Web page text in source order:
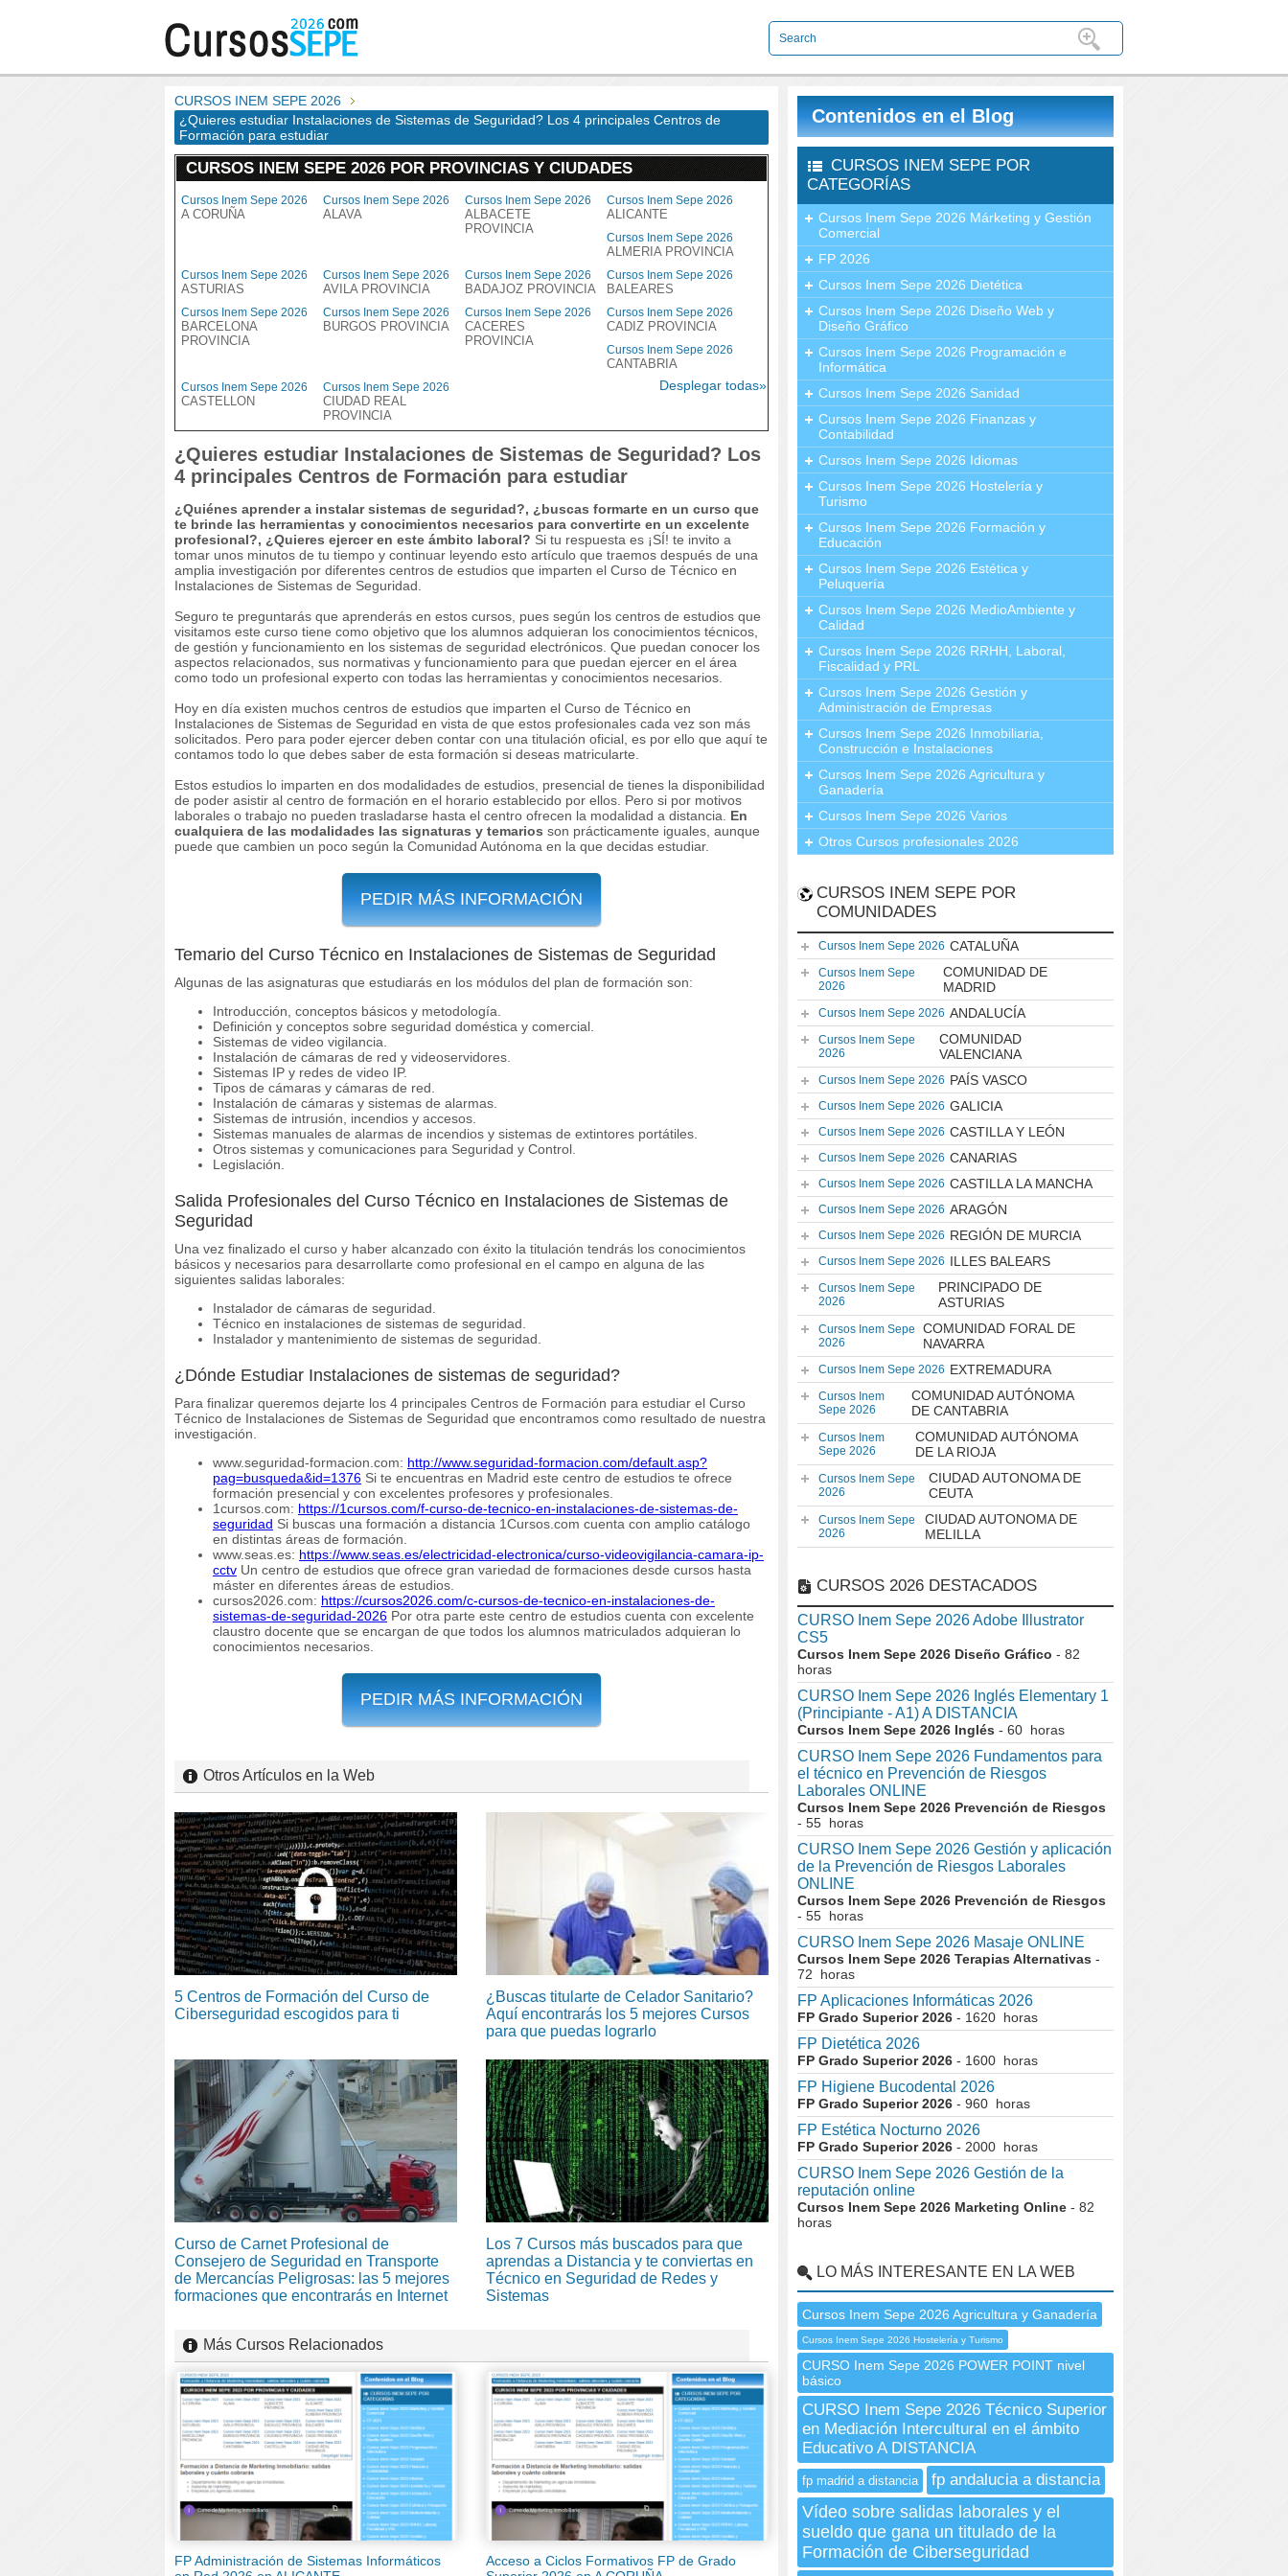
CURSOS INEM SEPE 2026
¿Quieres estudiar Instalaciones de Sistemas de Seguridad? Los 4 principales Centros de
Formación para estudiar
CURSOS INEM SEPE 2026 POR PROVINCIAS Y CIUDADES
Cursos Inem Sepe 2026
A CORUÑA
Cursos Inem Sepe 2026
ALAVA
Cursos Inem Sepe 2026
ALBACETE
PROVINCIA
Cursos Inem Sepe 2026
ALICANTE
Cursos Inem Sepe 2026
ALMERIA PROVINCIA
Cursos Inem Sepe 2026
ASTURIAS
Cursos Inem Sepe 2026
AVILA PROVINCIA
Cursos Inem Sepe 2026
BADAJOZ PROVINCIA
Cursos Inem Sepe 2026
BALEARES
Cursos Inem Sepe 2026
BARCELONA
PROVINCIA
Cursos Inem Sepe 2026
BURGOS PROVINCIA
Cursos Inem Sepe 2026
CACERES
PROVINCIA
Cursos Inem Sepe 2026
CADIZ PROVINCIA
Cursos Inem Sepe 2026
CANTABRIA
Cursos Inem Sepe 2026
CASTELLON
Cursos Inem Sepe 2026
CIUDAD REAL
PROVINCIA
Desplegar todas»
¿Quieres estudiar Instalaciones de Sistemas de Seguridad? Los
4 principales Centros de Formación para estudiar
¿Quiénes aprender a instalar sistemas de seguridad?, ¿buscas formarte en un curso que
te brinde las herramientas y conocimientos necesarios para convertirte en un excelente
profesional?, ¿Quieres ejercer en este ámbito laboral? Si tu respuesta es ¡SÍ! te invito a
tomar unos minutos de tu tiempo y continuar leyendo esto artículo que traemos después de una
amplia investigación por diferentes centros de estudios que imparten el Curso de Técnico en
Instalaciones de Sistemas de Seguridad.
Seguro te preguntarás que aprenderás en estos cursos, pues según los centros de estudios que
visitamos este curso tiene como objetivo que los alumnos adquieran los conocimientos técnicos,
de gestión y funcionamiento en los sistemas de seguridad electrónicos. Que puedan conocer los
aspectos relacionados, sus normativas y funcionamiento para que puedan ejercer en el área
como todo un profesional experto con todas las herramientas y conocimientos necesarios.
Hoy en día existen muchos centros de estudios que imparten el Curso de Técnico en
Instalaciones de Sistemas de Seguridad en vista de que estos profesionales cada vez son más
solicitados. Pero para poder ejercer deben contar con una titulación oficial, es por ello que aquí te
contamos todo lo que debes saber de esta formación si deseas matricularte.
Estos estudios lo imparten en dos modalidades de estudios, presencial de tienes la disponibilidad
de poder asistir al centro de formación en el horario establecido por ellos. Pero si por motivos
laborales o trabajo no pueden trasladarse hasta el centro ofrecen la modalidad a distancia. En
cualquiera de las modalidades las signaturas y temarios son prácticamente iguales, aunque
puede que cambien un poco según la Comunidad Autónoma en la que decidas estudiar.
PEDIR MÁS INFORMACIÓN
Temario del Curso Técnico en Instalaciones de Sistemas de Seguridad
Algunas de las asignaturas que estudiarás en los módulos del plan de formación son:
Introducción, conceptos básicos y metodología.
Definición y conceptos sobre seguridad doméstica y comercial.
Sistemas de video vigilancia.
Instalación de cámaras de red y videoservidores.
Sistemas IP y redes de video IP.
Tipos de cámaras y cámaras de red.
Instalación de cámaras y sistemas de alarmas.
Sistemas de intrusión, incendios y accesos.
Sistemas manuales de alarmas de incendios y sistemas de extintores portátiles.
Otros sistemas y comunicaciones para Seguridad y Control.
Legislación.
Salida Profesionales del Curso Técnico en Instalaciones de Sistemas de
Seguridad
Una vez finalizado el curso y haber alcanzado con éxito la titulación tendrás los conocimientos
básicos y necesarios para desarrollarte como profesional en el campo en alguna de las
siguientes salidas laborales:
Instalador de cámaras de seguridad.
Técnico en instalaciones de sistemas de seguridad.
Instalador y mantenimiento de sistemas de seguridad.
¿Dónde Estudiar Instalaciones de sistemas de seguridad?
Para finalizar queremos dejarte los 4 principales Centros de Formación para estudiar el Curso
Técnico de Instalaciones de Sistemas de Seguridad que encontramos como resultado de nuestra
investigación.
www.seguridad-formacion.com: http://www.seguridad-formacion.com/default.asp?
pag=busqueda&id=1376 Si te encuentras en Madrid este centro de estudios te ofrece
formación presencial y con excelentes profesores y profesionales.
1cursos.com: https://1cursos.com/f-curso-de-tecnico-en-instalaciones-de-sistemas-de-
seguridad Si buscas una formación a distancia 1Cursos.com cuenta con amplio catálogo
en distintas áreas de formación.
www.seas.es: https://www.seas.es/electricidad-electronica/curso-videovigilancia-camara-ip-
cctv Un centro de estudios que ofrece gran variedad de formaciones desde cursos hasta
máster en diferentes áreas de estudios.
cursos2026.com: https://cursos2026.com/c-cursos-de-tecnico-en-instalaciones-de-
sistemas-de-seguridad-2026 Por otra parte este centro de estudios cuenta con excelente
claustro docente que se encargan de que todos los alumnos matriculados adquieran lo
conocimientos necesarios.
PEDIR MÁS INFORMACIÓN
Otros Artículos en la Web
5 Centros de Formación del Curso de
Ciberseguridad escogidos para ti
¿Buscas titularte de Celador Sanitario?
Aquí encontrarás los 5 mejores Cursos
para que puedas lograrlo
Curso de Carnet Profesional de
Consejero de Seguridad en Transporte
de Mercancías Peligrosas: las 5 mejores
formaciones que encontrarás en Internet
Los 7 Cursos más buscados para que
aprendas a Distancia y te conviertas en
Técnico en Seguridad de Redes y
Sistemas
Más Cursos Relacionados
FP Administración de Sistemas Informáticos
Acceso a Ciclos Formativos FP de Grado
Contenidos en el Blog
CURSOS INEM SEPE POR
CATEGORÍAS
Cursos Inem Sepe 2026 Márketing y Gestión
Comercial
FP 2026
Cursos Inem Sepe 2026 Dietética
Cursos Inem Sepe 2026 Diseño Web y
Diseño Gráfico
Cursos Inem Sepe 2026 Programación e
Informática
Cursos Inem Sepe 2026 Sanidad
Cursos Inem Sepe 2026 Finanzas y
Contabilidad
Cursos Inem Sepe 2026 Idiomas
Cursos Inem Sepe 2026 Hostelería y
Turismo
Cursos Inem Sepe 2026 Formación y
Educación
Cursos Inem Sepe 2026 Estética y
Peluquería
Cursos Inem Sepe 2026 MedioAmbiente y
Calidad
Cursos Inem Sepe 2026 RRHH, Laboral,
Fiscalidad y PRL
Cursos Inem Sepe 2026 Gestión y
Administración de Empresas
Cursos Inem Sepe 2026 Inmobiliaria,
Construcción e Instalaciones
Cursos Inem Sepe 2026 Agricultura y
Ganadería
Cursos Inem Sepe 2026 Varios
Otros Cursos profesionales 2026
CURSOS INEM SEPE POR
COMUNIDADES
Cursos Inem Sepe 2026 CATALUÑA
Cursos Inem Sepe
2026
COMUNIDAD DE
MADRID
Cursos Inem Sepe 2026 ANDALUCÍA
Cursos Inem Sepe
2026
COMUNIDAD
VALENCIANA
Cursos Inem Sepe 2026 PAÍS VASCO
Cursos Inem Sepe 2026 GALICIA
Cursos Inem Sepe 2026 CASTILLA Y LEÓN
Cursos Inem Sepe 2026 CANARIAS
Cursos Inem Sepe 2026 CASTILLA LA MANCHA
Cursos Inem Sepe 2026 ARAGÓN
Cursos Inem Sepe 2026 REGIÓN DE MURCIA
Cursos Inem Sepe 2026 ILLES BALEARS
Cursos Inem Sepe
2026
PRINCIPADO DE
ASTURIAS
Cursos Inem Sepe
2026
COMUNIDAD FORAL DE
NAVARRA
Cursos Inem Sepe 2026 EXTREMADURA
Cursos Inem
Sepe 2026
COMUNIDAD AUTÓNOMA
DE CANTABRIA
Cursos Inem
Sepe 2026
COMUNIDAD AUTÓNOMA
DE LA RIOJA
Cursos Inem Sepe
2026
CIUDAD AUTONOMA DE
CEUTA
Cursos Inem Sepe
2026
CIUDAD AUTONOMA DE
MELILLA
CURSOS 2026 DESTACADOS
CURSO Inem Sepe 2026 Adobe Illustrator
CS5
Cursos Inem Sepe 2026 Diseño Gráfico - 82
horas
CURSO Inem Sepe 2026 Inglés Elementary 1
(Principiante - A1) A DISTANCIA
Cursos Inem Sepe 2026 Inglés - 60 horas
CURSO Inem Sepe 2026 Fundamentos para
el técnico en Prevención de Riesgos
Laborales ONLINE
Cursos Inem Sepe 2026 Prevención de Riesgos
- 55 horas
CURSO Inem Sepe 2026 Gestión y aplicación
de la Prevención de Riesgos Laborales
ONLINE
Cursos Inem Sepe 2026 Prevención de Riesgos
- 55 horas
CURSO Inem Sepe 2026 Masaje ONLINE
Cursos Inem Sepe 2026 Terapias Alternativas -
72 horas
FP Aplicaciones Informáticas 2026
FP Grado Superior 2026 - 1620 horas
FP Dietética 2026
FP Grado Superior 2026 - 1600 horas
FP Higiene Bucodental 2026
FP Grado Superior 2026 - 960 horas
FP Estética Nocturno 2026
FP Grado Superior 2026 - 2000 horas
CURSO Inem Sepe 2026 Gestión de la
reputación online
Cursos Inem Sepe 2026 Marketing Online - 82
horas
LO MÁS INTERESANTE EN LA WEB
Cursos Inem Sepe 2026 Agricultura y Ganadería
Cursos Inem Sepe 2026 Hostelería y Turismo
CURSO Inem Sepe 2026 POWER POINT nivel
básico
CURSO Inem Sepe 2026 Técnico Superior
en Mediación Intercultural en el ámbito
Educativo A DISTANCIA
fp madrid a distancia fp andalucia a distancia
Vídeo sobre salidas laborales y el
sueldo que gana un titulado de la
Formación de Ciberseguridad